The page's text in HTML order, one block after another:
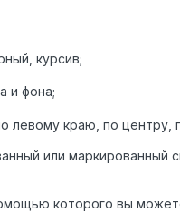
курсив;
и фона;
левому краю, по центру,
или маркированный
которого вы